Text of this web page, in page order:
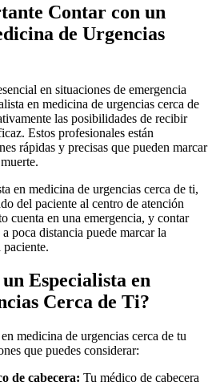
Contar con un
de Urgencias
en situaciones de emergencia
en medicina de urgencias cerca de
las posibilidades de recibir
Estos profesionales están
rápidas y precisas que pueden marcar
en medicina de urgencias cerca de ti,
del paciente al centro de atención
cuenta en una emergencia, y contar
poca distancia puede marcar la
Especialista en
Cerca de Ti?
medicina de urgencias cerca de tu
que puedes considerar:
de cabecera: Tu médico de cabecera